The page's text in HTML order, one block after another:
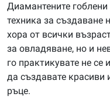
Диамантените
техника за създаване
хора от всички
за овладяване, но и
го практикувате не
да създавате красиви
ръце.